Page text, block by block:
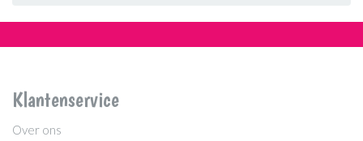
Klantenservice
Over ons